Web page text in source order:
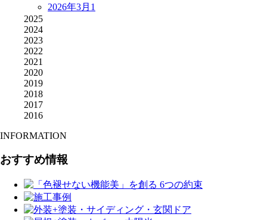
2026年3月 1
2025
2024
2023
2022
2021
2020
2019
2018
2017
2016
INFORMATION
おすすめ情報